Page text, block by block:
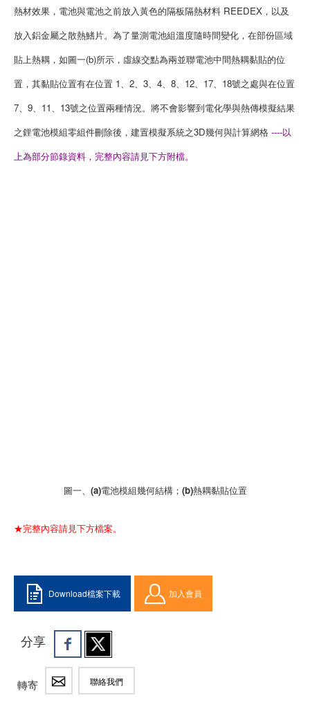
熱材效果，電池與電池之前放入黃色的隔板隔熱材料 REEDEX，以及
放入鋁金屬之散熱鰭片。為了量測電池組溫度隨時間變化，在部份區域
貼上熱耦，如圖一(b)所示，虛線交點為兩並聯電池中間熱耦黏貼的位
置，其黏貼位置有在位置 1、2、3、4、8、12、17、18號之處與在位置
7、9、11、13號之位置兩種情況。將不會影響到電化學與熱傳模擬結果
之鋰電池模組零組件刪除後，建置模擬系統之3D幾何與計算網格 ----以
上為部分節錄資料，完整內容請見下方附檔。
圖一、(a)電池模組幾何結構；(b)熱耦黏貼位置
★完整內容請見下方檔案。
Download檔案下載 加入會員
分享
轉寄 聯絡我們